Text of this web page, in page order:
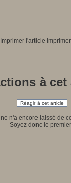
à cet
Réagir à cet article
n'a encore laissé de
Soyez donc le